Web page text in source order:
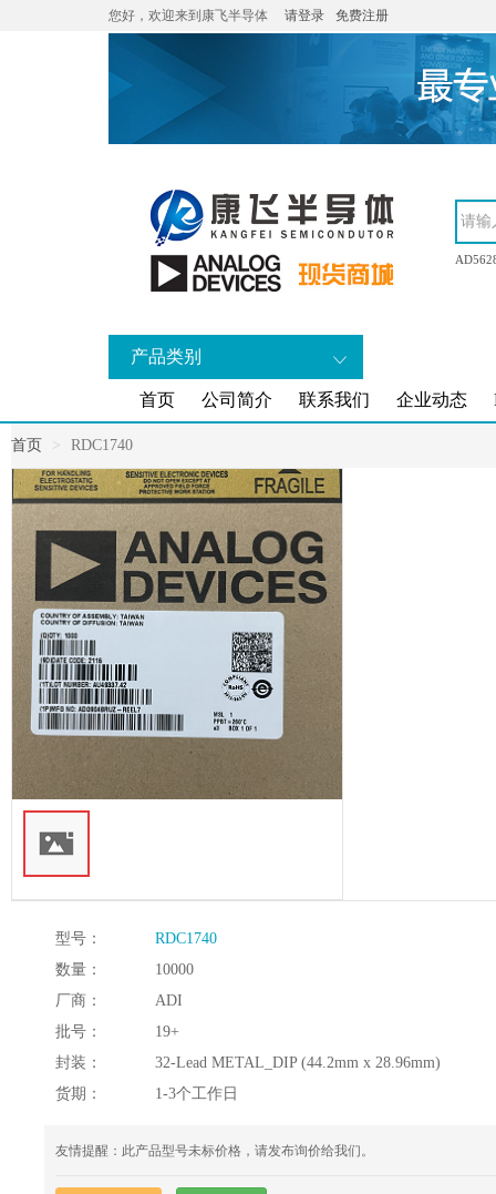
您好，欢迎来到康飞半导体 请登录 免费注册
产品类别
首页 公司简介 联系我们 企业动态
首页 RDC1740
型号：
RDC1740
数量：
10000
厂商：
ADI
批号：
19+
封装：
32-Lead METAL_DIP (44.2mm x 28.96mm)
货期：
1-3个工作日
友情提醒：此产品型号未标价格，请发布询价给我们。